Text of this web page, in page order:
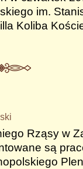
im.
Koliba
Rząsy w
są